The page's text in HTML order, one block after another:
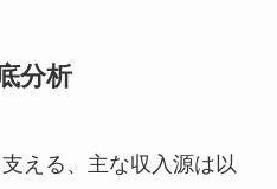
分析
える、主な収入源は以